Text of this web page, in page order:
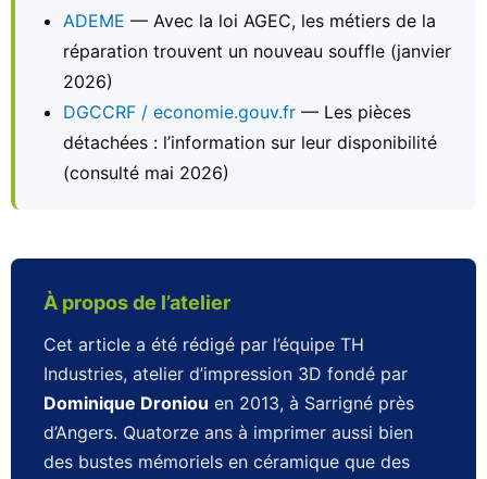
ADEME — Avec la loi AGEC, les métiers de la
réparation trouvent un nouveau souffle (janvier
2026)
DGCCRF / economie.gouv.fr — Les pièces
détachées : l’information sur leur disponibilité
(consulté mai 2026)
À propos de l’atelier
Cet article a été rédigé par l’équipe TH
Industries, atelier d’impression 3D fondé par
Dominique Droniou en 2013, à Sarrigné près
d’Angers. Quatorze ans à imprimer aussi bien
des bustes mémoriels en céramique que des